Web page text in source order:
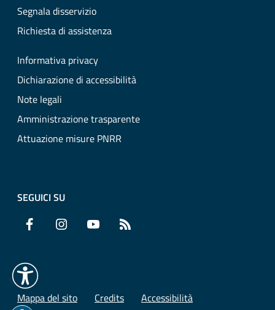
Segnala disservizio
Richiesta di assistenza
Informativa privacy
Dichiarazione di accessibilità
Note legali
Amministrazione trasparente
Attuazione misure PNRR
SEGUICI SU
Facebook Instagram YouTube
Mappa del sito Credits Accessibilità